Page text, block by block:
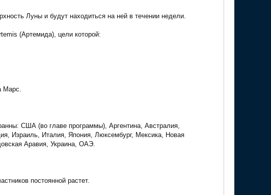
Луны и будут находиться на ней в течении недели.
(Артемида), цели которой:
Марс.
США (во главе программы), Аргентина, Австралия,
Израиль, Италия, Япония, Люксембург, Мексика, Новая
Аравия, Украина, ОАЭ.
постоянной растет.